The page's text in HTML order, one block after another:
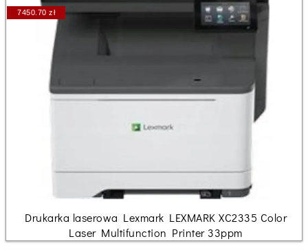
7450.70 zł
Drukarka laserowa Lexmark LEXMARK XC2335 Color
Laser Multifunction Printer 33ppm